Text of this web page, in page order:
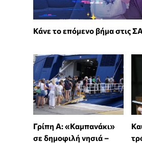
Κάνε το επόμενο βήμα στις
Γρίπη Α: «Καμπανάκι»
σε δημοφιλή νησιά –